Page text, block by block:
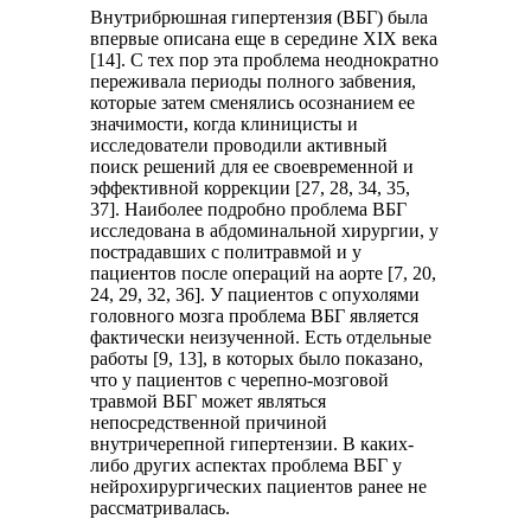
Внутрибрюшная гипертензия (ВБГ) была
впервые описана еще в середине XIX века
[14]. С тех пор эта проблема неоднократно
переживала периоды полного забвения,
которые затем сменялись осознанием ее
значимости, когда клиницисты и
исследователи проводили активный
поиск решений для ее своевременной и
эффективной коррекции [27, 28, 34, 35,
37]. Наиболее подробно проблема ВБГ
исследована в абдоминальной хирургии, у
пострадавших с политравмой и у
пациентов после операций на аорте [7, 20,
24, 29, 32, 36]. У пациентов с опухолями
головного мозга проблема ВБГ является
фактически неизученной. Есть отдельные
работы [9, 13], в которых было показано,
что у пациентов с черепно-мозговой
травмой ВБГ может являться
непосредственной причиной
внутричерепной гипертензии. В каких-
либо других аспектах проблема ВБГ у
нейрохирургических пациентов ранее не
рассматривалась.